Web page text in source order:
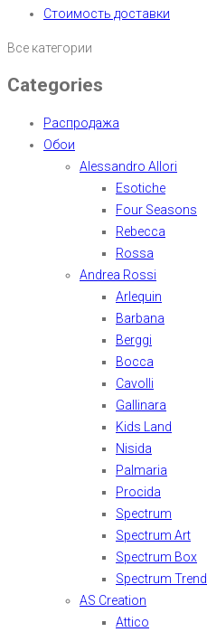
Стоимость доставки
Все категории
Categories
Распродажа
Обои
Alessandro Allori
Esotiche
Four Seasons
Rebecca
Rossa
Andrea Rossi
Arlequin
Barbana
Berggi
Bocca
Cavolli
Gallinara
Kids Land
Nisida
Palmaria
Procida
Spectrum
Spectrum Art
Spectrum Box
Spectrum Trend
AS Creation
Attico